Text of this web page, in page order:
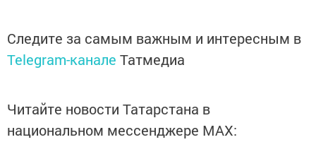
Следите за самым важным и интересным в
Telegram-канале Татмедиа
Читайте новости Татарстана в
национальном мессенджере MАХ: